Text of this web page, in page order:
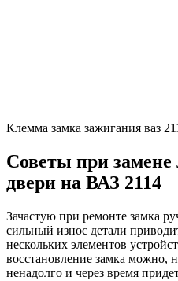
Клемма замка зажигания ваз
Советы при
двери на ВАЗ 2114
Зачастую при ремонте замка
сильный износ детали
нескольких элементов
восстановление замка можно,
ненадолго и через время